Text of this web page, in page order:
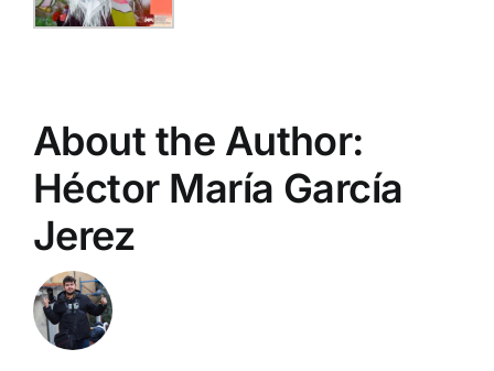
About the Author:
Héctor María García
Jerez